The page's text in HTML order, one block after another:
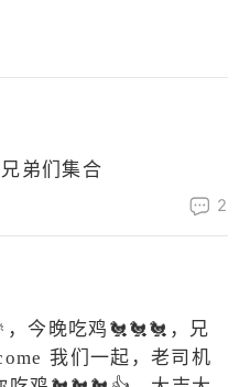
弟们集合
2
，今晚吃鸡🐔🐔🐔，兄
我们一起，老司机